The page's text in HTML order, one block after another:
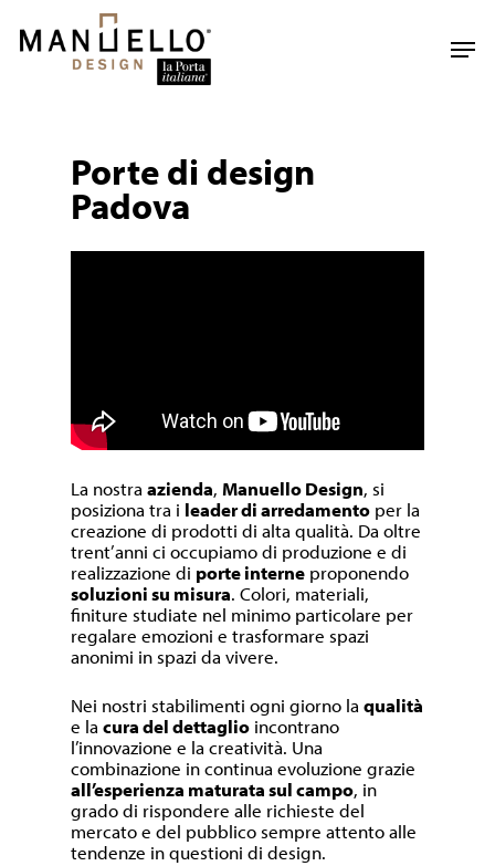
main
Porte di design
Padova
La nostraazienda, Manuello Design, si
posiziona tra i leader di arredamento per la
creazione di prodotti di alta qualità. Da oltre
trent’anni ci occupiamo di produzione e di
realizzazione di porte interne proponendo
soluzioni su misura. Colori, materiali,
finiture studiate nel minimo particolare per
regalare emozioni e trasformare spazi
anonimi in spazi da vivere.
Nei nostri stabilimenti ogni giorno laqualità
e lacura del dettaglio incontrano
l’innovazione e la creatività. Una
combinazione in continua evoluzione grazie
all’esperienza maturata sul campo, in
grado di rispondere alle richieste del
mercato e del pubblico sempre attento alle
tendenze in questioni di design.